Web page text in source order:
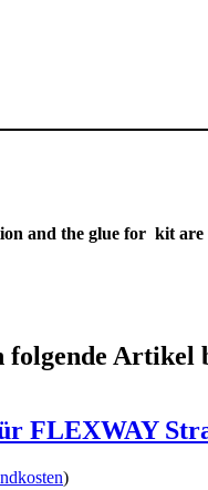
and the glue for kit are
folgende Artikel
FLEXWAY
)